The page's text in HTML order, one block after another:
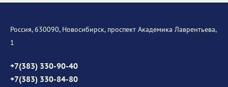
История института
Контакты
Противодействие коррупции
Россия, 630090, Новосибирск, проспект Академика Лаврентьева,
1
+7(383) 330-90-40
+7(383) 330-84-80